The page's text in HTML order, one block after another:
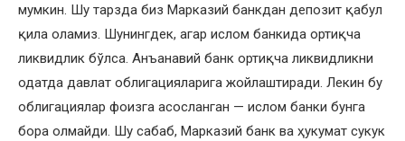
мумкин. Шу тарзда биз Марказий банкдан депозит қабул
қила оламиз. Шунингдек, агар ислом банкида ортиқча
ликвидлик бўлса. Анъанавий банк ортиқча ликвидликни
одатда давлат облигацияларига жойлаштиради. Лекин бу
облигациялар фоизга асосланган — ислом банки бунга
бора олмайди. Шу сабаб, Марказий банк ва ҳукумат сукук